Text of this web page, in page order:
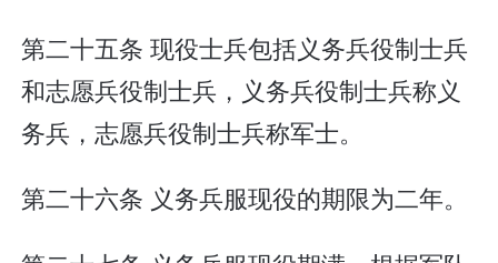
第二十五条 现役士兵包括义务兵役制士兵
和志愿兵役制士兵，义务兵役制士兵称义
务兵，志愿兵役制士兵称军士。
第二十六条 义务兵服现役的期限为二年。